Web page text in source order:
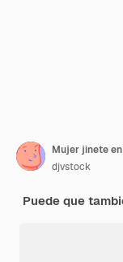
Mujer jinete
djvstock
Puede que